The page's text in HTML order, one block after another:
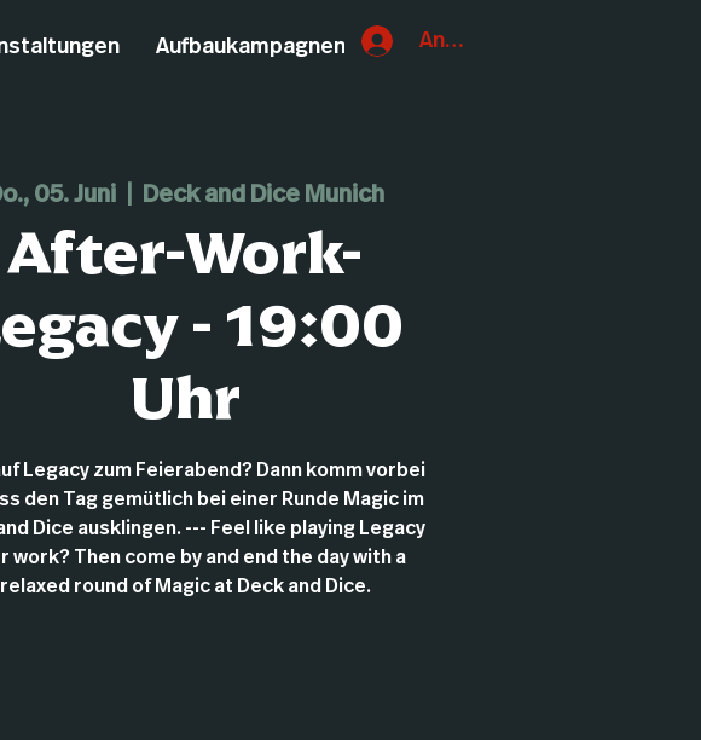
Aufbaukampagnen Anmelden
05. Juni
  |
Deck and Dice Munich
After-Work-
- 19:00
Uhr
Legacy zum Feierabend? Dann komm vorbei
den Tag gemütlich bei einer Runde Magic im
Dice ausklingen. --- Feel like playing Legacy
work? Then come by and end the day with a
relaxed round of Magic at Deck and Dice.